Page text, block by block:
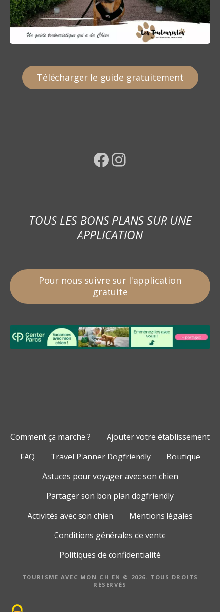
Télécharger le guide gratuitement
Facebook Instagram
TOUS LES BONS PLANS SUR UNE
APPLICATION
Pour nous suivre sur l'application
gratuite
Comment ça marche ?
Ajouter votre établissement
FAQ
Travel Planner Dogfriendly
Boutique
Astuces pour voyager avec son chien
Partager son bon plan dogfriendly
Activités avec son chien
Mentions légales
Conditions générales de vente
Politiques de confidentialité
TOURISME AVEC MON CHIEN © 2026. TOUS DROITS
RÉSERVÉS